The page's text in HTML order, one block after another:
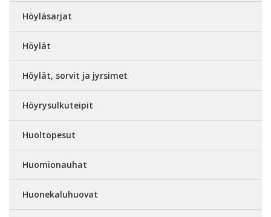
Höyläsarjat
Höylät
Höylät, sorvit ja jyrsimet
Höyrysulkuteipit
Huoltopesut
Huomionauhat
Huonekaluhuovat